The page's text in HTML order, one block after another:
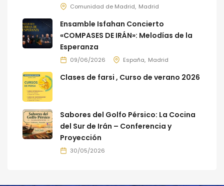
Comunidad de Madrid Madrid
Ensamble Isfahan Concierto
«COMPASES DE IRÁN»: Melodías de la
Esperanza
09/06/2026 España Madrid
Clases de farsi , Curso de verano 2026
Sabores del Golfo Pérsico: La Cocina
del Sur de Irán – Conferencia y
Proyección
30/05/2026